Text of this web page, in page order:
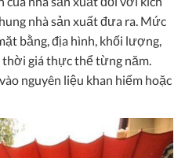
nhà sản xuất đưa ra. Mức
bằng, địa hình, khối lượng,
thời giá thực thể từng năm.
nguyên liệu khan hiếm hoặc